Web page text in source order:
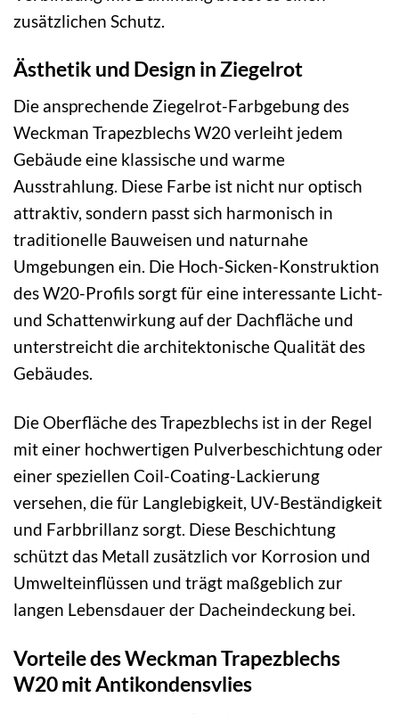
zusätzlichen Schutz.
Ästhetik und Design in Ziegelrot
Die ansprechende Ziegelrot-Farbgebung des
Weckman Trapezblechs W20 verleiht jedem
Gebäude eine klassische und warme
Ausstrahlung. Diese Farbe ist nicht nur optisch
attraktiv, sondern passt sich harmonisch in
traditionelle Bauweisen und naturnahe
Umgebungen ein. Die Hoch-Sicken-Konstruktion
des W20-Profils sorgt für eine interessante Licht-
und Schattenwirkung auf der Dachfläche und
unterstreicht die architektonische Qualität des
Gebäudes.
Die Oberfläche des Trapezblechs ist in der Regel
mit einer hochwertigen Pulverbeschichtung oder
einer speziellen Coil-Coating-Lackierung
versehen, die für Langlebigkeit, UV-Beständigkeit
und Farbbrillanz sorgt. Diese Beschichtung
schützt das Metall zusätzlich vor Korrosion und
Umwelteinflüssen und trägt maßgeblich zur
langen Lebensdauer der Dacheindeckung bei.
Vorteile des Weckman Trapezblechs
W20 mit Antikondensvlies